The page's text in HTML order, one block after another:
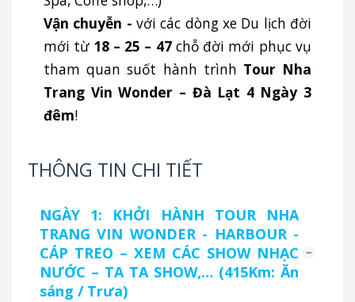
Vận chuyễn - với các dòng xe Du lịch đời
mới từ18 – 25 – 47chỗ đời mới phục vụ
tham quan suốt hành trình Tour Nha
Trang Vin Wonder – Đà Lạt 4 Ngày 3
đêm!
THÔNG TIN CHI TIẾT
NGÀY 1: KHỞI HÀNH TOUR NHA
TRANG VIN WONDER - HARBOUR -
CÁP TREO – XEM CÁC SHOW NHẠC
NƯỚC – TA TA SHOW,… (415Km: Ăn
sáng / Trưa)